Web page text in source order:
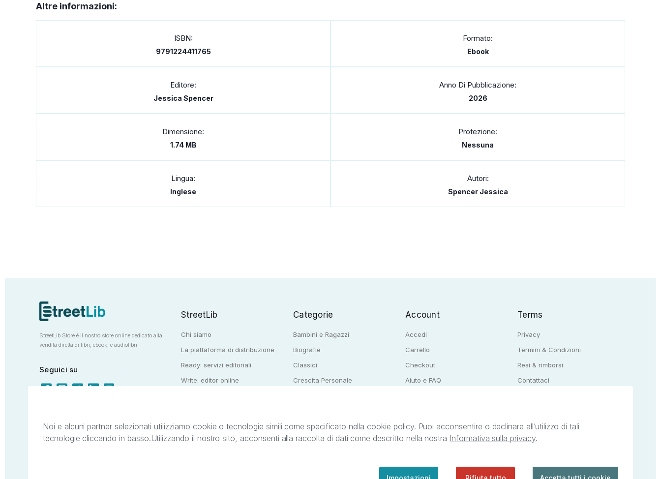
Altre informazioni:
ISBN:
9791224411765
Formato:
Ebook
Editore:
Jessica Spencer
Anno Di Pubblicazione:
2026
Dimensione:
1.74 MB
Protezione:
Nessuna
Lingua:
Inglese
Autori:
Spencer Jessica
StreetLib Store è il nostro store online dedicato alla
vendita diretta di libri, ebook, e audiolibri
Seguici su
StreetLib
Chi siamo
La piattaforma di distribuzione
Ready: servizi editoriali
Write: editor online
Categorie
Bambini e Ragazzi
Biografie
Classici
Crescita Personale
Account
Accedi
Carrello
Checkout
Aiuto e FAQ
Terms
Privacy
Termini & Condizioni
Resi & rimborsi
Contattaci
Il presente sito web è di proprietà di StreetLib S.r.l. C.F. e P.IVA 05338720963. StreetLib S.r.l. è titolare di tutti i diritti di proprietà intellettuale afferenti ai marchi, loghi e
Noi e alcuni partner selezionati utilizziamo cookie o tecnologie simili come specificato nella cookie policy. Puoi acconsentire o declinare all’utilizzo di tali
tecnologie cliccando in basso.Utilizzando il nostro sito, acconsenti alla raccolta di dati come descritto nella nostra Informativa sulla privacy.